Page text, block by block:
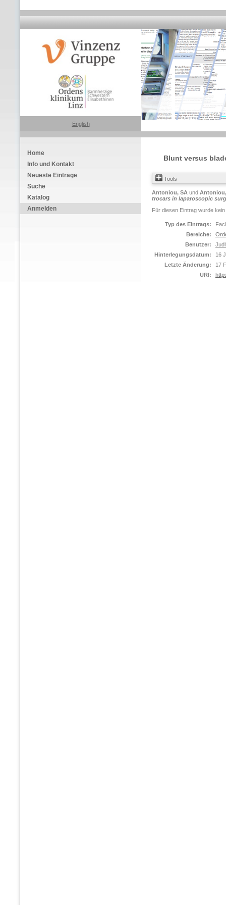
English
Home
Info und Kontakt
Neueste Einträge
Suche
Katalog
Anmelden
Blunt versus
Tools
Antoniou, SA und
trocars in laparoscopic
Für diesen Eintrag wurde
Typ des Eintrags:
Bereiche:
Benutzer:
Hinterlegungsdatum:
16
Letzte Änderung:
17
URI: